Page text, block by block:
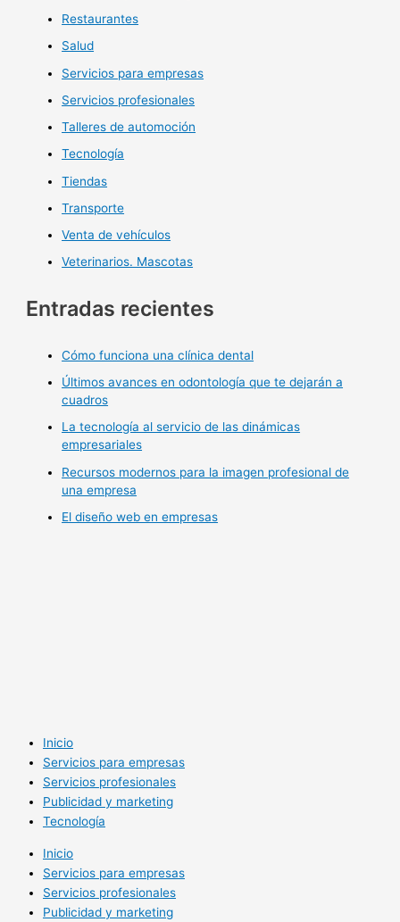
Restaurantes
Salud
Servicios para empresas
Servicios profesionales
Talleres de automoción
Tecnología
Tiendas
Transporte
Venta de vehículos
Veterinarios. Mascotas
Entradas recientes
Cómo funciona una clínica dental
Últimos avances en odontología que te dejarán a
cuadros
La tecnología al servicio de las dinámicas
empresariales
Recursos modernos para la imagen profesional de
una empresa
El diseño web en empresas
Inicio
Servicios para empresas
Servicios profesionales
Publicidad y marketing
Tecnología
Inicio
Servicios para empresas
Servicios profesionales
Publicidad y marketing